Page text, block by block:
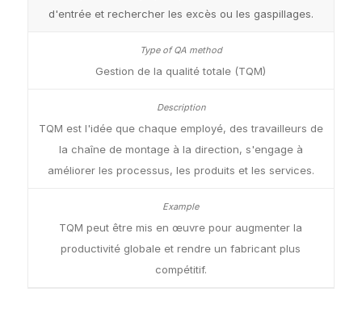
d'entrée et rechercher les excès ou les gaspillages.
Gestion de la qualité totale (TQM)
TQM est l'idée que chaque employé, des travailleurs de
la chaîne de montage à la direction, s'engage à
améliorer les processus, les produits et les services.
TQM peut être mis en œuvre pour augmenter la
productivité globale et rendre un fabricant plus
compétitif.